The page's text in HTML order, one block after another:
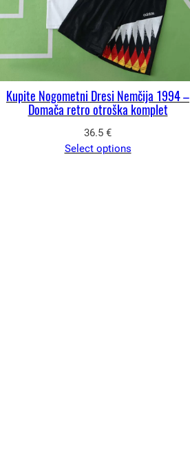
Kupite Nogometni Dresi Nemčija 1994 –
Domača retro otroška komplet
36.5 €
Select options